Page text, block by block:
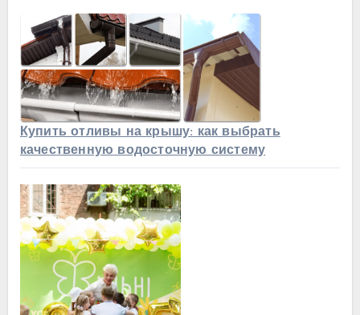
Купить отливы на крышу: как выбрать
качественную водосточную систему